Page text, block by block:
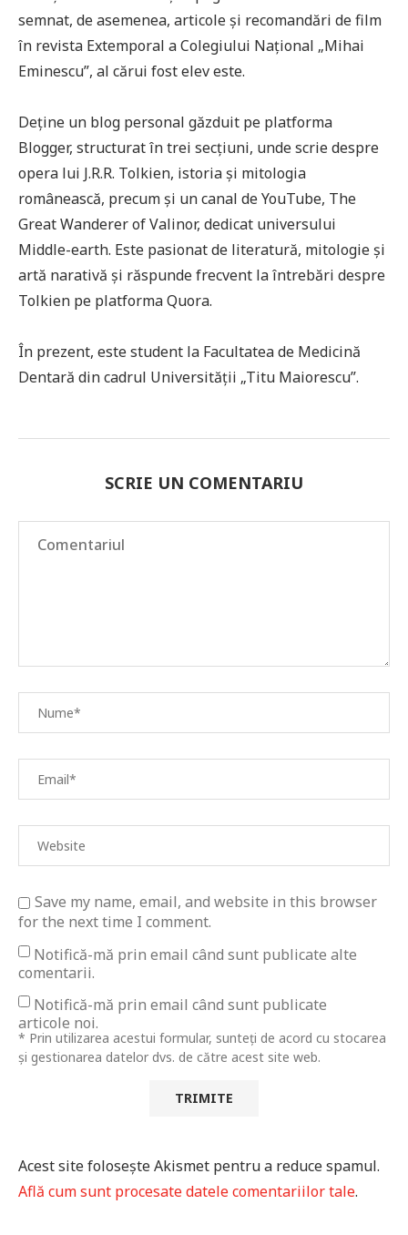
semnat, de asemenea, articole și recomandări de film
în revista Extemporal a Colegiului Național „Mihai
Eminescu”, al cărui fost elev este.
Deține un blog personal găzduit pe platforma
Blogger, structurat în trei secțiuni, unde scrie despre
opera lui J.R.R. Tolkien, istoria și mitologia
românească, precum și un canal de YouTube, The
Great Wanderer of Valinor, dedicat universului
Middle-earth. Este pasionat de literatură, mitologie și
artă narativă și răspunde frecvent la întrebări despre
Tolkien pe platforma Quora.
În prezent, este student la Facultatea de Medicină
Dentară din cadrul Universității „Titu Maiorescu”.
SCRIE UN COMENTARIU
Save my name, email, and website in this browser
for the next time I comment.
Notifică-mă prin email când sunt publicate alte
comentarii.
Notifică-mă prin email când sunt publicate
articole noi.
* Prin utilizarea acestui formular, sunteți de acord cu stocarea
și gestionarea datelor dvs. de către acest site web.
Acest site folosește Akismet pentru a reduce spamul.
Află cum sunt procesate datele comentariilor tale.